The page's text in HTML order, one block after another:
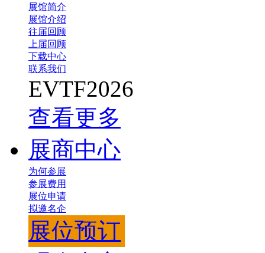
展馆简介
展馆介绍
往届回顾
上届回顾
下载中心
联系我们
EVTF2026
查看更多
展商中心
为何参展
参展费用
展位申请
拟邀名企
展位预订